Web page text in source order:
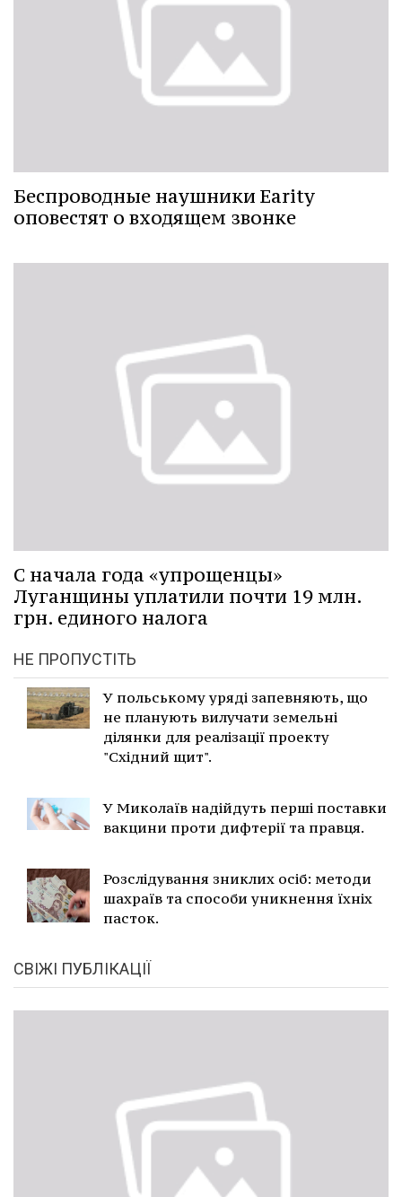
Беспроводные наушники Earity
оповестят о входящем звонке
С начала года «упрощенцы»
Луганщины уплатили почти 19 млн.
грн. единого налога
НЕ ПРОПУСТІТЬ
У польському уряді запевняють, що
не планують вилучати земельні
ділянки для реалізації проекту
"Східний щит".
У Миколаїв надійдуть перші поставки
вакцини проти дифтерії та правця.
Розслідування зниклих осіб: методи
шахраїв та способи уникнення їхніх
пасток.
СВІЖІ ПУБЛІКАЦІЇ